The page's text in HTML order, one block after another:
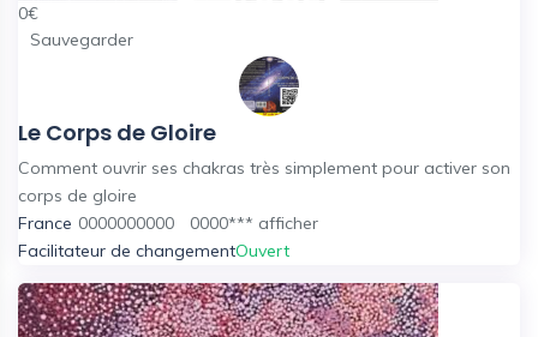
0€
Sauvegarder
Le Corps de Gloire
Comment ouvrir ses chakras très simplement pour activer son
corps de gloire
France 0000000000 0000*** afficher
Facilitateur de changementOuvert